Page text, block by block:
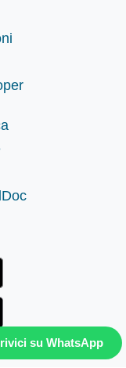
su WhatsApp